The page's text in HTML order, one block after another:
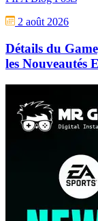
2 août 2026
Détails du
les Nouveautés